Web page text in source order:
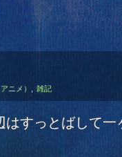
ニメ） 雑記
すっとばして